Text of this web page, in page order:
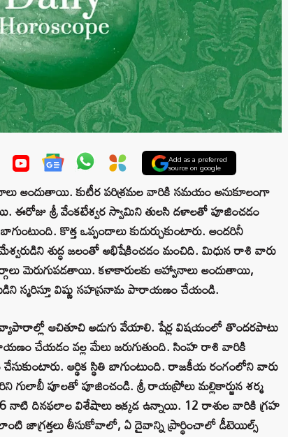
Add as a preferred
source on google
అందుతాయి. కుటీర పరిశ్రమల వారికి సమయం అనుకూలంగా
ఈరోజు శ్రీ వేంకటేశ్వర స్వామిని తులసి దళాలతో పూజించడం
కొత్త ఒప్పందాలు కుదుర్చుకుంటారు. అందరినీ
శుద్ధ జలంతో అభిషేకించడం మంచిది. మిధున రాశి వారు
మెరుగుపడతాయి. కళాకారులకు ఆహ్వానాలు అందుతాయి,
స్మరిస్తూ విష్ణు సహస్రనామ పారాయణం చేయండి.
ఆచితూచి అడుగు వేయాలి. షేర్ల విషయంలో తొందరపాటు
చేయడం వల్ల మేలు జరుగుతుంది. సింహ రాశి వారికి
ఆర్థిక స్థితి బాగుంటుంది. రాజకీయ రంగంలోని వారు
పూలతో పూజించండి. శ్రీ రాయప్రోలు మల్లికార్జున శర్మ
నాటి దినఫలాల విశేషాలు ఇక్కడ ఉన్నాయి. 12 రాశుల వారికి గ్రహ
జాగ్రత్తలు తీసుకోవాలో, ఏ దైవాన్ని ప్రార్థించాలో డీటెయిల్స్